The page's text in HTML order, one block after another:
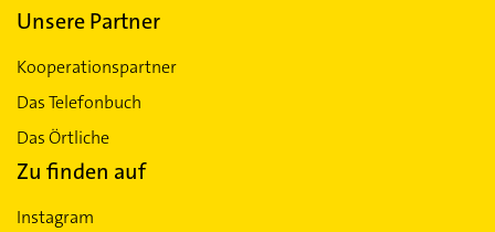
Unsere Partner
Kooperationspartner
Das Telefonbuch
Das Örtliche
Zu finden auf
Instagram